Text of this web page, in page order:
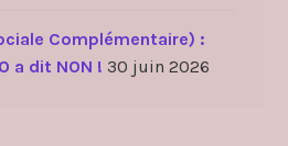
Complémentaire) :
a dit NON ! 30 juin 2026